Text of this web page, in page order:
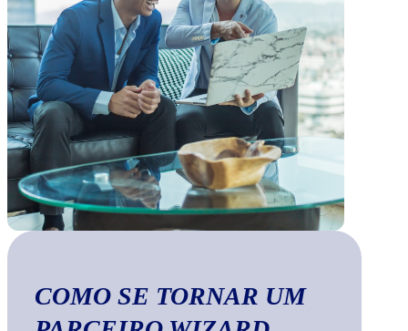
COMO SE TORNAR UM